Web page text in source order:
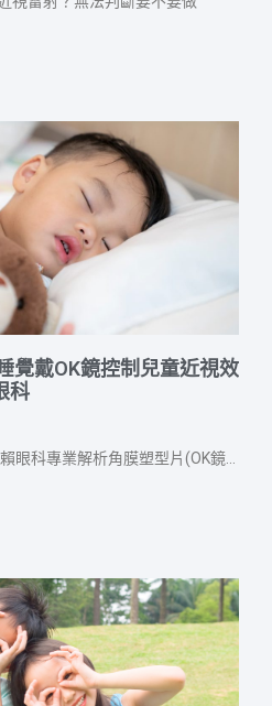
覺戴OK鏡控制兒童近視效
科